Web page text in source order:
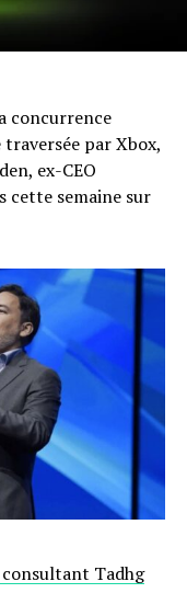
concurrence
par Xbox,
ex-CEO
cette semaine sur
Tadhg